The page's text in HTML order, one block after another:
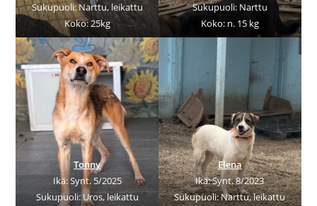
Sukupuoli: Narttu, leikattu
Koko: 25kg
Sukupuoli: Narttu
Koko: n. 15 kg
Tonny
Ikä: Synt. 5/2025
Sukupuoli: Uros, leikattu
Elena
Ikä: Synt. 8/2023
Sukupuoli: Narttu, leikattu